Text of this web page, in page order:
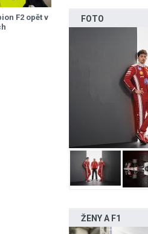
F2 opět v
FOTO
ŽENY A F1